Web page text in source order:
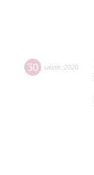
30 июля 2026